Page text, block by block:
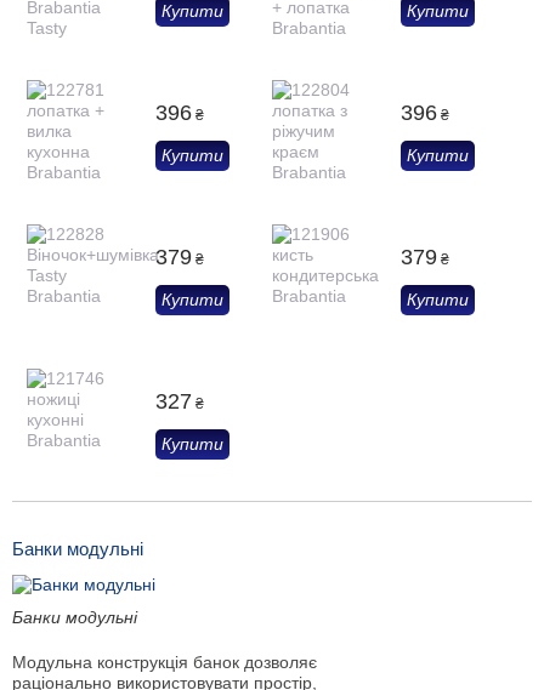
Купити Купити
396 ₴
Купити
396 ₴
Купити
379 ₴
Купити
379 ₴
Купити
327 ₴
Купити
Банки модульні
Банки модульні
Модульна конструкція банок дозволяє
раціонально використовувати простір,